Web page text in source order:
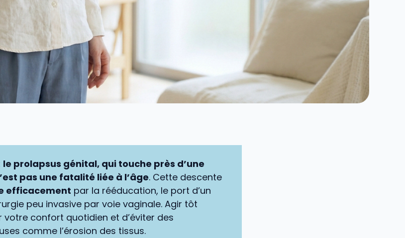
le prolapsus génital, qui touche près d’une
pas une fatalité liée à l’âge. Cette descente
efficacement par la rééducation, le port d’un
peu invasive par voie vaginale. Agir tôt
confort quotidien et d’éviter des
comme l’érosion des tissus.